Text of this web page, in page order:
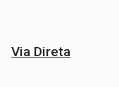
Via Direta